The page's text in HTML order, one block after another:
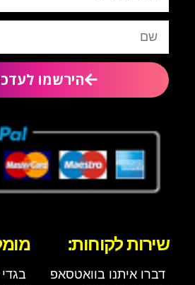
הירשמו
שירות לקוחות:
דברו איתנו בוואטסאפ